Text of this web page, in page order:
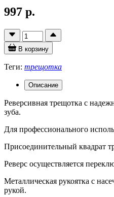
997 р.
В корзину
Теги: трещотка
Описание
Реверсивная трещотка с
зуба.
Для профессионального
Присоединительный квадрат
Реверс осуществляется
Металлическая рукоятка с
рукой.